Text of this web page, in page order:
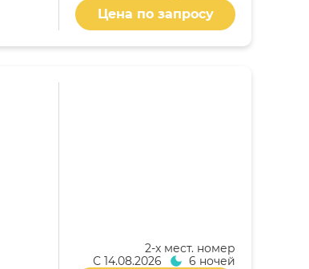
Цена по запросу
2-x мест. номер
С 14.08.2026 6 ночей